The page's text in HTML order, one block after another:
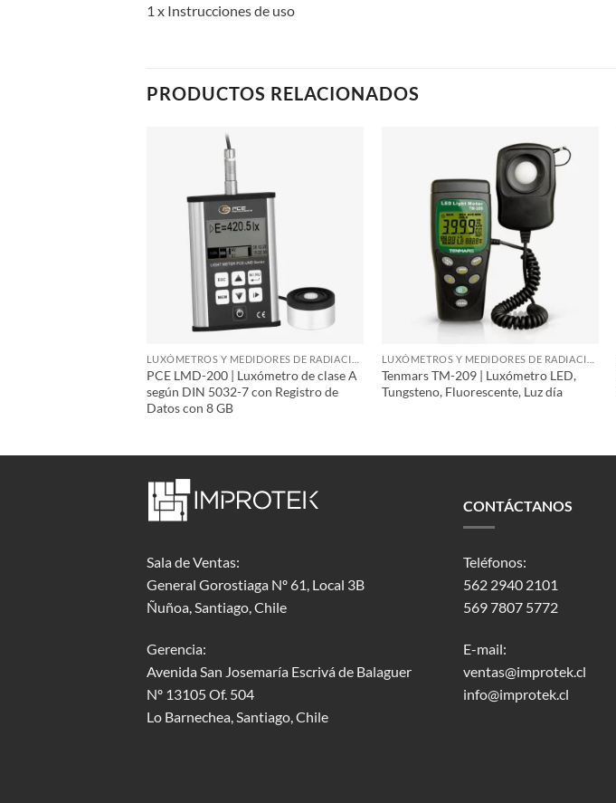
1 x Instrucciones de uso
PRODUCTOS RELACIONADOS
PCE LMD-200 | Luxómetro de clase A
según DIN 5032-7 con Registro de
Datos con 8 GB
Tenmars TM-209 | Luxómetro LED,
Tungsteno, Fluorescente, Luz día
Sala de Ventas:
General Gorostiaga Nº 61, Local 3B
Ñuñoa, Santiago, Chile
Gerencia:
Avenida San Josemaría Escrivá de Balaguer
Nº 13105 Of. 504
Lo Barnechea , Santiago, Chile
CONTÁCTANOS
Teléfonos:
562 2940 2101
569 7807 5772
E-mail:
ventas@improtek.cl
info@improtek.cl